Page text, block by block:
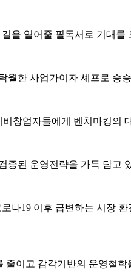
을 열어줄 필독서로 기대를
월한 사업가이자 셰프로 승
창업자들에게 벤치마킹의
증된 운영전략을 가득 담고
나19 이후 급변하는 시장
이고 감각기반의 운영철학